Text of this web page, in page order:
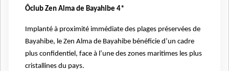
Ôclub Zen Alma de Bayahibe 4*
Implanté à proximité immédiate des plages préservées de
Bayahibe, le Zen Alma de Bayahibe bénéficie d’un cadre
plus confidentiel, face à l’une des zones maritimes les plus
cristallines du pays.